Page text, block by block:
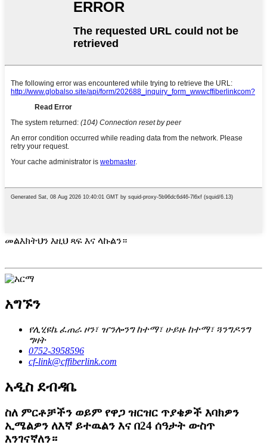
መልእክትህን እዚህ ጻፍ እና ላኩልን።
አግኙን
የሊሂዩኬ ፈጠራ ዞን፣ ዠንሎንግ ከተማ፣ ሁይዙ ከተማ፣ ጓንግዶንግ
ግዛት
0752-3958596
cf-link@cffiberlink.com
አዲስ ደብዳቤ
ስለ ምርቶቻችን ወይም የዋጋ ዝርዝር ጥያቄዎች እባክዎን
ኢሜልዎን ለእኛ ይተዉልን እና በ24 ሰዓታት ውስጥ
እንገናኛለን።